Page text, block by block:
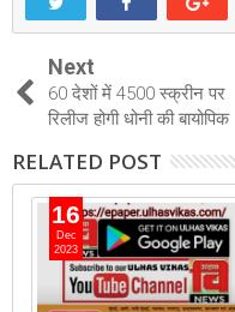
Next
60 देशों में 4500 स्क्रीन पर
रिलीज होगी धोनी की बायोपिक
RELATED POST
16
Dec
2023